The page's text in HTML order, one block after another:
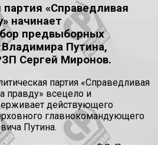
«Справедливая
начинает
предвыборных
Путина,
Сергей Миронов.
партия «Справедливая
правду» всецело и
действующего
главнокомандующего
Путина.